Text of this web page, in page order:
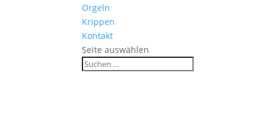
Orgeln
Krippen
Kontakt
Seite auswählen